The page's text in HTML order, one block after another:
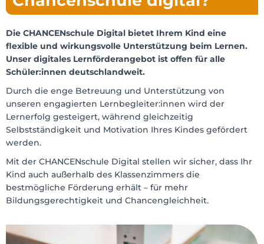
Die CHANCENschule Digital bietet Ihrem Kind eine
flexible und wirkungsvolle Unterstützung beim Lernen.
Unser digitales Lernförderangebot ist offen für alle
Schüler:innen deutschlandweit.
Durch die enge Betreuung und Unterstützung von
unseren engagierten Lernbegleiter:innen wird der
Lernerfolg gesteigert, während gleichzeitig
Selbstständigkeit und Motivation Ihres Kindes gefördert
werden.
Mit der CHANCENschule Digital stellen wir sicher, dass Ihr
Kind auch außerhalb des Klassenzimmers die
bestmögliche Förderung erhält – für mehr
Bildungsgerechtigkeit und Chancengleichheit.